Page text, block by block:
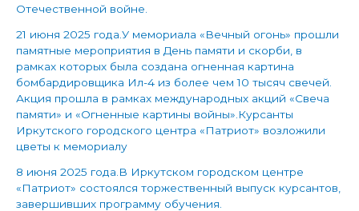
Отечественной войне.
21 июня 2025 года.У мемориала «Вечный огонь» прошли
памятные мероприятия в День памяти и скорби, в
рамках которых была создана огненная картина
бомбардировщика Ил-4 из более чем 10 тысяч свечей.
Акция прошла в рамках международных акций «Свеча
памяти» и «Огненные картины войны».Курсанты
Иркутского городского центра «Патриот» возложили
цветы к мемориалу
8 июня 2025 года.В Иркутском городском центре
«Патриот» состоялся торжественный выпуск курсантов,
завершивших программу обучения.